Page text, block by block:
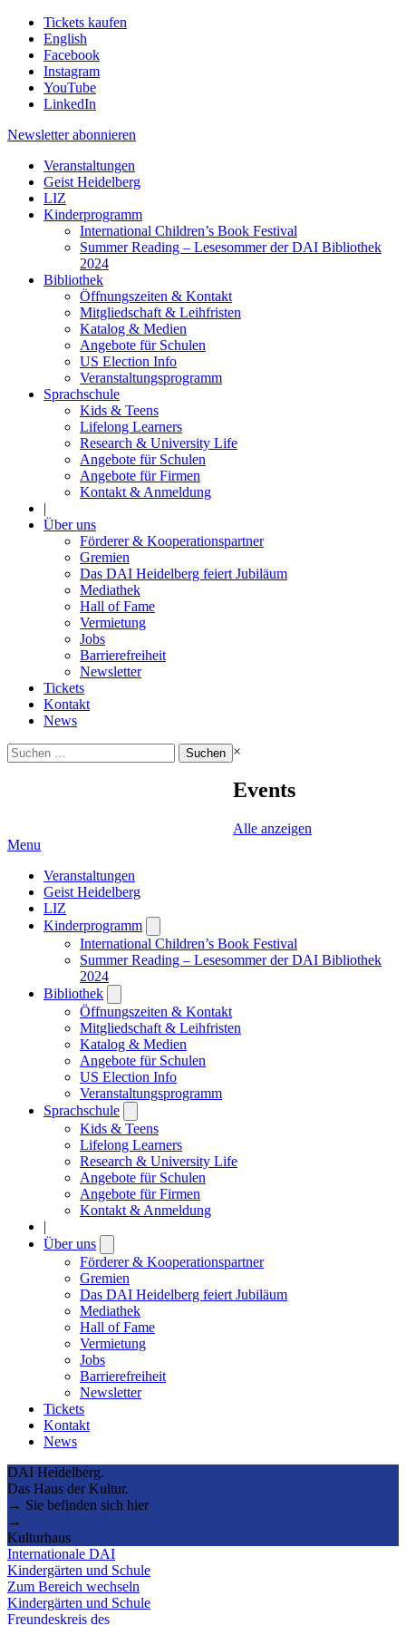
Tickets kaufen
English
Facebook
Instagram
YouTube
LinkedIn
Newsletter abonnieren
Veranstaltungen
Geist Heidelberg
LIZ
Kinderprogramm
International Children’s Book Festival
Summer Reading – Lesesommer der DAI Bibliothek
2024
Bibliothek
Öffnungszeiten & Kontakt
Mitgliedschaft & Leihfristen
Katalog & Medien
Angebote für Schulen
US Election Info
Veranstaltungsprogramm
Sprachschule
Kids & Teens
Lifelong Learners
Research & University Life
Angebote für Schulen
Angebote für Firmen
Kontakt & Anmeldung
|
Über uns
Förderer & Kooperationspartner
Gremien
Das DAI Heidelberg feiert Jubiläum
Mediathek
Hall of Fame
Vermietung
Jobs
Barrierefreiheit
Newsletter
Tickets
Kontakt
News
Suchen
nach:
×
Events
Alle anzeigen
Menu
Veranstaltungen
Geist Heidelberg
LIZ
Kinderprogramm
submenu
International Children’s Book Festival
Summer Reading – Lesesommer der DAI Bibliothek
2024
Bibliothek
submenu
Öffnungszeiten & Kontakt
Mitgliedschaft & Leihfristen
Katalog & Medien
Angebote für Schulen
US Election Info
Veranstaltungsprogramm
Sprachschule
submenu
Kids & Teens
Lifelong Learners
Research & University Life
Angebote für Schulen
Angebote für Firmen
Kontakt & Anmeldung
|
Über uns
submenu
Förderer & Kooperationspartner
Gremien
Das DAI Heidelberg feiert Jubiläum
Mediathek
Hall of Fame
Vermietung
Jobs
Barrierefreiheit
Newsletter
Tickets
Kontakt
News
DAI Heidelberg.
Das Haus der Kultur.
→ Sie befinden sich hier
→
Kulturhaus
Internationale DAI
Kindergärten und Schule
Zum Bereich wechseln
Kindergärten und Schule
Freundeskreis des